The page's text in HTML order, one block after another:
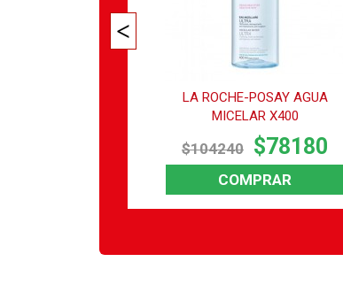
LA ROCHE-POSAY AGUA
MICELAR X400
$104240 $78180
COMPRAR